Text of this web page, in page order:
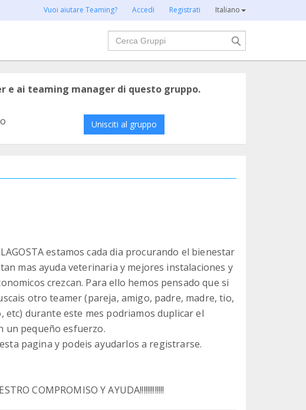
Vuoi aiutare Teaming? Accedi Registrati Italiano
Cerca
e ai teaming manager di questo gruppo.
o Unisciti al gruppo
estamos cada dia procurando el bienestar
mas ayuda veterinaria y mejores instalaciones y
crezcan. Para ello hemos pensado que si
otro teamer (pareja, amigo, padre, madre, tio,
etc) durante este mes podriamos duplicar el
un pequeño esfuerzo.
pagina y podeis ayudarlos a registrarse.
COMPROMISO Y AYUDA!!!!!!!!!!!!!